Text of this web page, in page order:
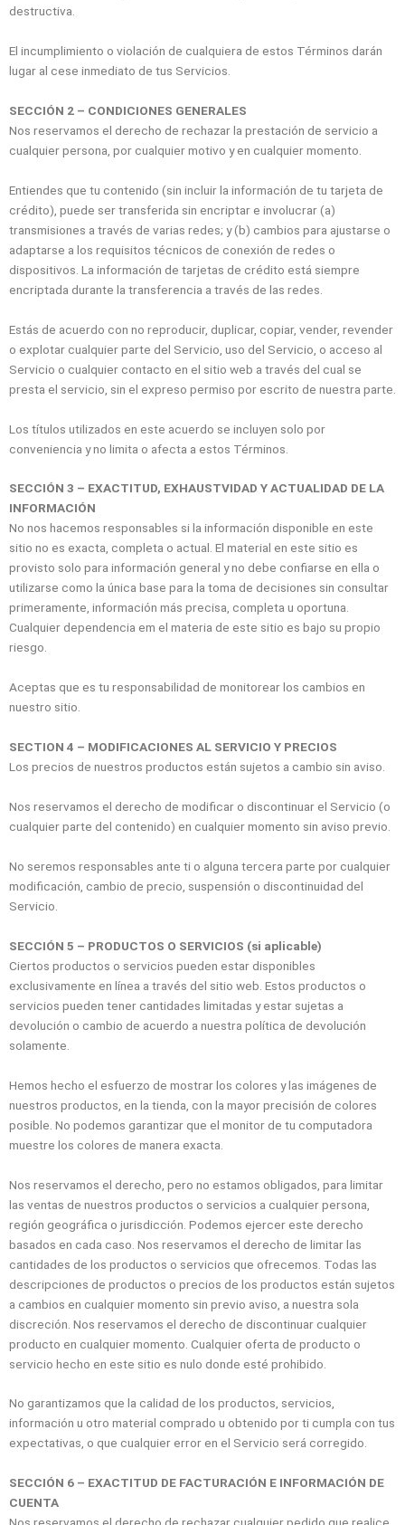
destructiva.
El incumplimiento o violación de cualquiera de estos Términos darán
lugar al cese inmediato de tus Servicios.
SECCIÓN 2 – CONDICIONES GENERALES
Nos reservamos el derecho de rechazar la prestación de servicio a
cualquier persona, por cualquier motivo y en cualquier momento.
Entiendes que tu contenido (sin incluir la información de tu tarjeta de
crédito), puede ser transferida sin encriptar e involucrar (a)
transmisiones a través de varias redes; y (b) cambios para ajustarse o
adaptarse a los requisitos técnicos de conexión de redes o
dispositivos. La información de tarjetas de crédito está siempre
encriptada durante la transferencia a través de las redes.
Estás de acuerdo con no reproducir, duplicar, copiar, vender, revender
o explotar cualquier parte del Servicio, uso del Servicio, o acceso al
Servicio o cualquier contacto en el sitio web a través del cual se
presta el servicio, sin el expreso permiso por escrito de nuestra parte.
Los títulos utilizados en este acuerdo se incluyen solo por
conveniencia y no limita o afecta a estos Términos.
SECCIÓN 3 – EXACTITUD, EXHAUSTVIDAD Y ACTUALIDAD DE LA
INFORMACIÓN
No nos hacemos responsables si la información disponible en este
sitio no es exacta, completa o actual. El material en este sitio es
provisto solo para información general y no debe confiarse en ella o
utilizarse como la única base para la toma de decisiones sin consultar
primeramente, información más precisa, completa u oportuna.
Cualquier dependencia em el materia de este sitio es bajo su propio
riesgo.
Aceptas que es tu responsabilidad de monitorear los cambios en
nuestro sitio.
SECTION 4 – MODIFICACIONES AL SERVICIO Y PRECIOS
Los precios de nuestros productos están sujetos a cambio sin aviso.
Nos reservamos el derecho de modificar o discontinuar el Servicio (o
cualquier parte del contenido) en cualquier momento sin aviso previo.
No seremos responsables ante ti o alguna tercera parte por cualquier
modificación, cambio de precio, suspensión o discontinuidad del
Servicio.
SECCIÓN 5 – PRODUCTOS O SERVICIOS (si aplicable)
Ciertos productos o servicios pueden estar disponibles
exclusivamente en línea a través del sitio web. Estos productos o
servicios pueden tener cantidades limitadas y estar sujetas a
devolución o cambio de acuerdo a nuestra política de devolución
solamente.
Hemos hecho el esfuerzo de mostrar los colores y las imágenes de
nuestros productos, en la tienda, con la mayor precisión de colores
posible. No podemos garantizar que el monitor de tu computadora
muestre los colores de manera exacta.
Nos reservamos el derecho, pero no estamos obligados, para limitar
las ventas de nuestros productos o servicios a cualquier persona,
región geográfica o jurisdicción. Podemos ejercer este derecho
basados en cada caso. Nos reservamos el derecho de limitar las
cantidades de los productos o servicios que ofrecemos. Todas las
descripciones de productos o precios de los productos están sujetos
a cambios en cualquier momento sin previo aviso, a nuestra sola
discreción. Nos reservamos el derecho de discontinuar cualquier
producto en cualquier momento. Cualquier oferta de producto o
servicio hecho en este sitio es nulo donde esté prohibido.
No garantizamos que la calidad de los productos, servicios,
información u otro material comprado u obtenido por ti cumpla con tus
expectativas, o que cualquier error en el Servicio será corregido.
SECCIÓN 6 – EXACTITUD DE FACTURACIÓN E INFORMACIÓN DE
CUENTA